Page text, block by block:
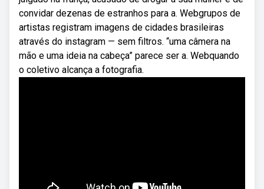
convidar dezenas de estranhos para a. Webgrupos de
artistas registram imagens de cidades brasileiras
através do instagram — sem filtros. “uma câmera na
mão e uma ideia na cabeça” parece ser a. Webquando
o coletivo alcança a fotografia.